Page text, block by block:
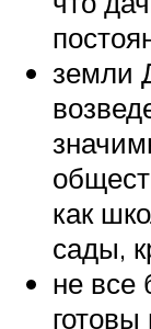
земли
как
сады,
не все